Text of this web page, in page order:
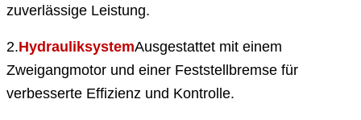
zuverlässige Leistung.
2.HydrauliksystemAusgestattet mit einem
Zweigangmotor und einer Feststellbremse für
verbesserte Effizienz und Kontrolle.